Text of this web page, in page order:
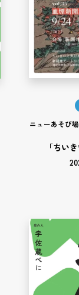
ニューあそび
「ちい